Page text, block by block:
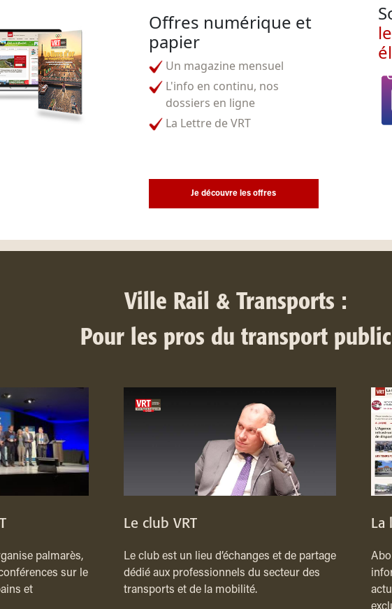
Offres numérique et
papier
Un magazine mensuel
L'info en continu, nos
dossiers en ligne
La Lettre de VRT
Je découvre les offres
Ville Rail & Transports :
Pour les pros du transport public
palmarès,
sur le
et
Le club VRT
Le club est un lieu d’échanges et de partage
dédié aux professionnels du secteur des
transports et de la mobilité.
La